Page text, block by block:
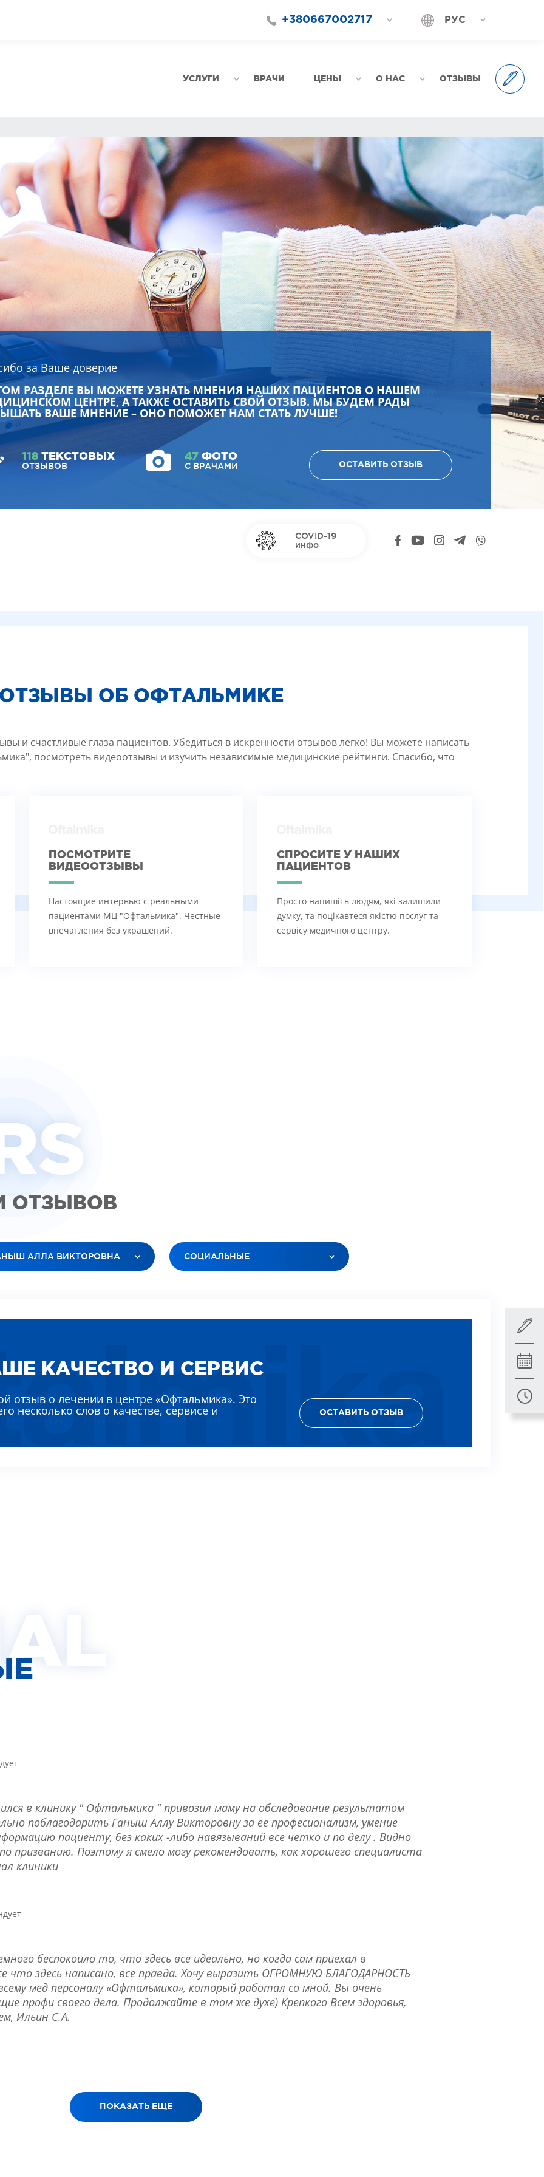
+380667002717 РУС
УСЛУГИ ВРАЧИ ЦЕНЫ О НАС ОТЗЫВЫ
за Ваше доверие
РАЗДЕЛЕ ВЫ МОЖЕТЕ УЗНАТЬ МНЕНИЯ НАШИХ ПАЦИЕНТОВ О НАШЕМ
ЦЕНТРЕ, А ТАКЖЕ ОСТАВИТЬ СВОЙ ОТЗЫВ. МЫ БУДЕМ РАДЫ
ВАШЕ МНЕНИЕ – ОНО ПОМОЖЕТ НАМ СТАТЬ ЛУЧШЕ!
118ТЕКСТОВЫХ
ОТЗЫВОВ
47 ФОТО
С ВРАЧАМИ ОСТАВИТЬ ОТЗЫВ
COVID-19
инфо
ОБ ОФТАЛЬМИКЕ
и счастливые глаза пациентов. Убедиться в искренности отзывов легко! Вы можете написать
посмотреть видеоотзывы и изучить независимые медицинские рейтинги. Спасибо, что
ПОСМОТРИТЕ
ВИДЕООТЗЫВЫ
Настоящие интервью с реальными
пациентами МЦ "Офтальмика". Честные
впечатления без украшений.
СПРОСИТЕ У НАШИХ
ПАЦИЕНТОВ
Просто напишіть людям, які залишили
думку, та поцікавтеся якістю послуг та
сервісу медичного центру.
S
ОТЗЫВОВ
АЛЛА ВИКТОРОВНА
ЛИДИЯ АЛЕКСЕЕВНА
МИХАИЛ ИВАНОВИЧ
СОЦИАЛЬНЫЕ
ВИДЕО (УСЛУГИ)
КАЧЕСТВО И СЕРВИС
отзыв о лечении в центре «Офтальмика». Это
несколько слов о качестве, сервисе и ОСТАВИТЬ ОТЗЫВ
в клинику " Офтальмика " привозил маму на обследование результатом
поблагодарить Ганыш Аллу Викторовну за ее професионализм, умение
пациенту, без каких -либо навязываний все четко и по делу . Видно
призванию. Поэтому я смело могу рекомендовать, как хорошего специалиста
клиники
беспокоило то, что здесь все идеально, но когда сам приехал в
что здесь написано, все правда. Хочу выразить ОГРОМНУЮ БЛАГОДАРНОСТЬ
мед персоналу «Офтальмика», который работал со мной. Вы очень
профи своего дела. Продолжайте в том же духе) Крепкого Всем здоровья,
Ильин С.А.
ПОКАЗАТЬ ЕЩЕ